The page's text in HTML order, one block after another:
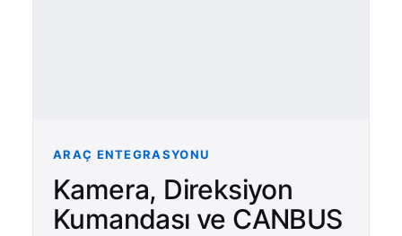
ARAÇ ENTEGRASYONU
Kamera, Direksiyon
Kumandası ve CANBUS